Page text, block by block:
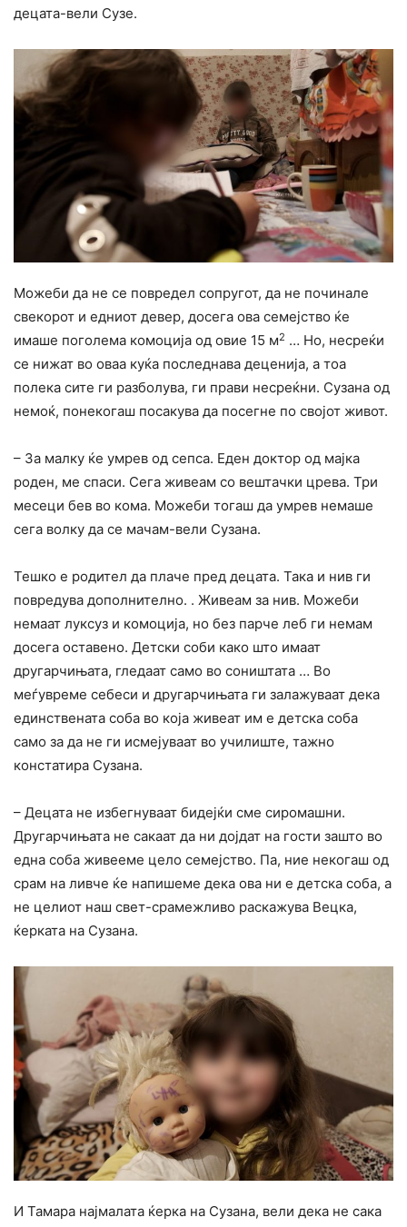
децата-вели Сузе.
Можеби да не се повредел сопругот, да не починале
свекорот и едниот девер, досега ова семејство ќе
имаше поголема комоција од овие 15 м2 … Но, несреќи
се нижат во оваа куќа последнава деценија, а тоа
полека сите ги разболува, ги прави несреќни. Сузана од
немоќ, понекогаш посакува да посегне по својот живот.
– За малку ќе умрев од сепса. Еден доктор од мајка
роден, ме спаси. Сега живеам со вештачки црева. Три
месеци бев во кома. Можеби тогаш да умрев немаше
сега волку да се мачам-вели Сузана.
Тешко е родител да плаче пред децата. Така и нив ги
повредува дополнително. . Живеам за нив. Можеби
немаат луксуз и комоција, но без парче леб ги немам
досега оставено. Детски соби како што имаат
другарчињата, гледаат само во соништата … Во
меѓувреме себеси и другарчињата ги залажуваат дека
единствената соба во која живеат им е детска соба
само за да не ги исмејуваат во училиште, тажно
констатира Сузана.
– Децата не избегнуваат бидејќи сме сиромашни.
Другарчињата не сакаат да ни дојдат на гости зашто во
една соба живееме цело семејство. Па, ние некогаш од
срам на ливче ќе напишеме дека ова ни е детска соба, а
не целиот наш свет-срамежливо раскажува Вецка,
ќерката на Сузана.
И Тамара најмалата ќерка на Сузана, вели дека не сака